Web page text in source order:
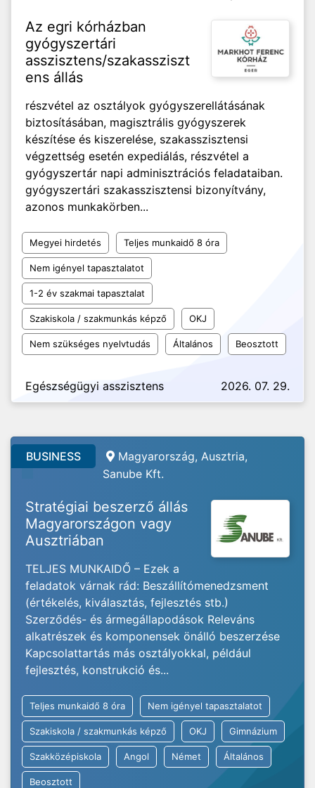
Az egri kórházban
gyógyszertári
asszisztens/szakassziszt
ens állás
részvétel az osztályok gyógyszerellátásának
biztosításában, magisztrális gyógyszerek
készítése és kiszerelése, szakasszisztensi
végzettség esetén expediálás, részvétel a
gyógyszertár napi adminisztrációs feladataiban.
gyógyszertári szakasszisztensi bizonyítvány,
azonos munkakörben...
Megyei hirdetés Teljes munkaidő 8 óra
Nem igényel tapasztalatot
1-2 év szakmai tapasztalat
Szakiskola / szakmunkás képző OKJ
Nem szükséges nyelvtudás Általános Beosztott
Egészségügyi asszisztens 2026. 07. 29.
BUSINESS
Magyarország, Ausztria,
Sanube Kft.
Stratégiai beszerző állás
Magyarországon vagy
Ausztriában
TELJES MUNKAIDŐ – Ezek a
feladatok várnak rád: Beszállítómenedzsment
(értékelés, kiválasztás, fejlesztés stb.)
Szerződés- és ármegállapodások Releváns
alkatrészek és komponensek önálló beszerzése
Kapcsolattartás más osztályokkal, például
fejlesztés, konstrukció és...
Teljes munkaidő 8 óra Nem igényel tapasztalatot
Szakiskola / szakmunkás képző OKJ Gimnázium
Szakközépiskola Angol Német Általános
Beosztott